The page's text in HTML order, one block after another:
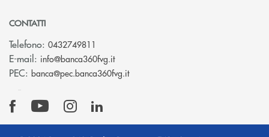
CONTATTI
Telefono: 0432749811
E-mail: info@banca360fvg.it(si apre l’app di posta elettronica)
PEC: banca@pec.banca360fvg.it(si apre l’app di posta elettronica)